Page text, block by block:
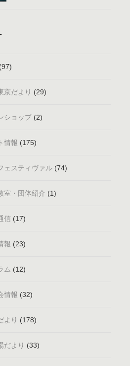
(97)
京だより (29)
ショップ(2)
情報 (175)
ェスティヴァル(74)
室・団体紹介 (1)
信(17)
報 (23)
ム (12)
情報 (32)
より (178)
だより (33)